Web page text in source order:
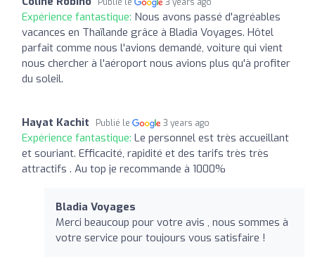
Expérience fantastique: Nous avons passé d'agréables
vacances en Thaïlande grâce à Bladia Voyages. Hôtel
parfait comme nous l'avions demandé, voiture qui vient
nous chercher à l'aéroport nous avions plus qu'à profiter
du soleil.
Hayat Kachit Publié le 3 years ago
Expérience fantastique: Le personnel est très accueillant
et souriant. Efficacité, rapidité et des tarifs très très
attractifs . Au top je recommande à 1000%
Bladia Voyages
Merci beaucoup pour votre avis , nous sommes à
votre service pour toujours vous satisfaire !